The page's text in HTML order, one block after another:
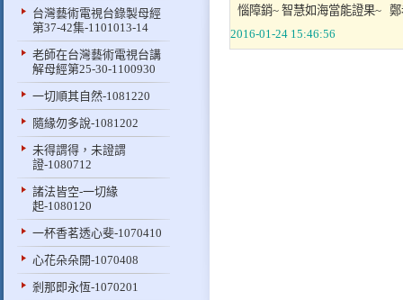
台灣藝術電視台錄製母經
第37-42集-1101013-14
老師在台灣藝術電視台講
解母經第25-30-1100930
一切順其自然-1081220
隨緣勿多說-1081202
未得謂得，未證謂
證-1080712
諸法皆空-一切緣
起-1080120
一杯香茗透心斐-1070410
心花朵朵開-1070408
剎那即永恆-1070201
惱障銷~ 智慧如海當能證果~
2016-01-24 15:46:56